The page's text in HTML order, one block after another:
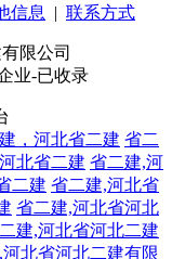
信息 | 联系方式
限公司
业-已收录
，河北省二建 省二
北省二建 省二建,河
二建 省二建,河北省
省二建,河北省河北
建,河北省河北二建
北省河北二建有限